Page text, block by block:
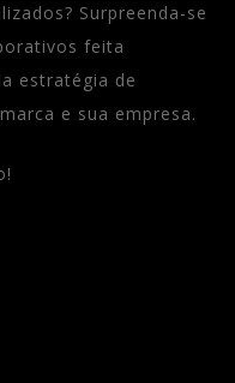
Surpreenda-se
feita
estratégia de
e sua empresa.